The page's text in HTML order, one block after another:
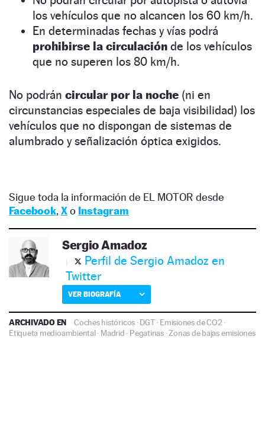
los vehículos que no alcancen los 60 km/h.
En determinadas fechas y vías podrá
prohibirse la circulación de los vehículos
que no superen los 80 km/h.
No podrán circular por la noche (ni en
circunstancias especiales de baja visibilidad) los
vehículos que no dispongan de sistemas de
alumbrado y señalización óptica exigidos.
Sigue toda la información de EL MOTOR desde
Facebook, Xo Instagram
Sergio Amadoz
Perfil de Sergio Amadoz en
Twitter
VER BIOGRAFÍA
ARCHIVADO EN Coches históricos ·DGT·Emisiones de CO2 ·
Etiqueta medioambiental· Madrid · Pegatinas·Zonas de bajas emisiones